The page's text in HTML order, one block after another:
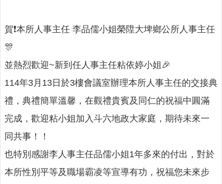
查
詢
統
便
民
服
務
資
訊
公
開
賀❗本所人事主任 李品儒小姐榮陞大埤鄉公所人事主任
🎊
並熱烈歡迎~新到任人事主任粘依婷小姐🎉
114年3月13日於3樓會議室辦理本所人事主任的交接典
禮，典禮簡單溫馨，在觀禮貴賓及同仁的祝福中圓滿
完成，歡迎粘小姐加入斗六地政大家庭，期待未來一
同共事！！
也特別感謝李人事主任品儒小姐1年多來的付出，對於
本所性別平等及職場霸凌等宣導有功，祝福您未來步